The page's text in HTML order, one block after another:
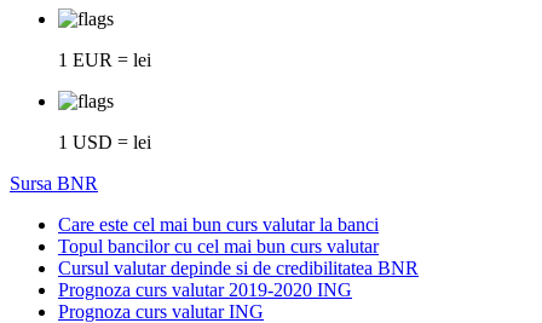
1 EUR = lei
1 USD = lei
Sursa BNR
Care este cel mai bun curs valutar la banci
Topul bancilor cu cel mai bun curs valutar
Cursul valutar depinde si de credibilitatea BNR
Prognoza curs valutar 2019-2020 ING
Prognoza curs valutar ING